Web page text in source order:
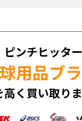
ピンチヒッタ
用品ブ
高く買い取り